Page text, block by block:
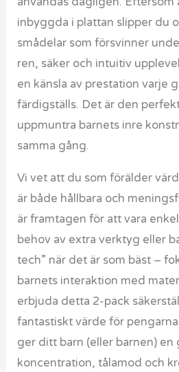
inbyggda i plattan slipper du
smådelar som försvinner
ren, säker och intuitiv
en känsla av prestation varje
färdigställs. Det är den
uppmuntra barnets inre
samma gång.
Vi vet att du som förälder
är både hållbara och
är framtagen för att vara
behov av extra verktyg eller
tech” när det är som bäst –
barnets interaktion med
erbjuda detta 2-pack
fantastiskt värde för
ger ditt barn (eller barnen) en
koncentration, tålamod och